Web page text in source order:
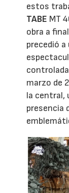
estos
TABE MT
obra a
precedió
marzo de
la central,
presencia